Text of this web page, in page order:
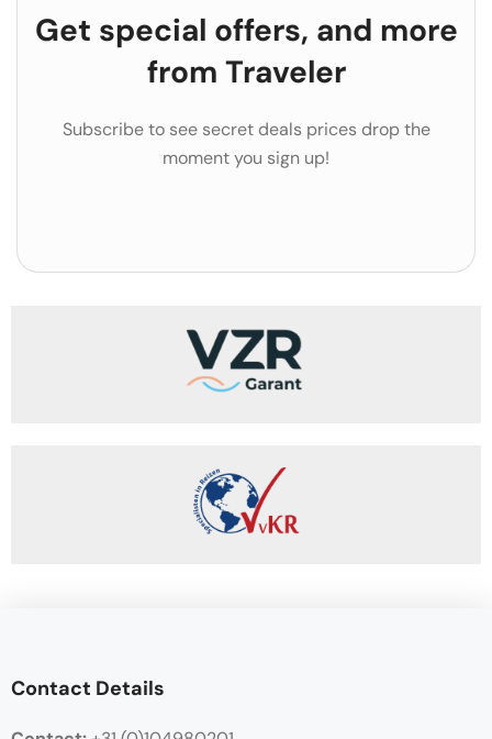
Get special offers, and more
from Traveler
Subscribe to see secret deals prices drop the
moment you sign up!
Contact Details